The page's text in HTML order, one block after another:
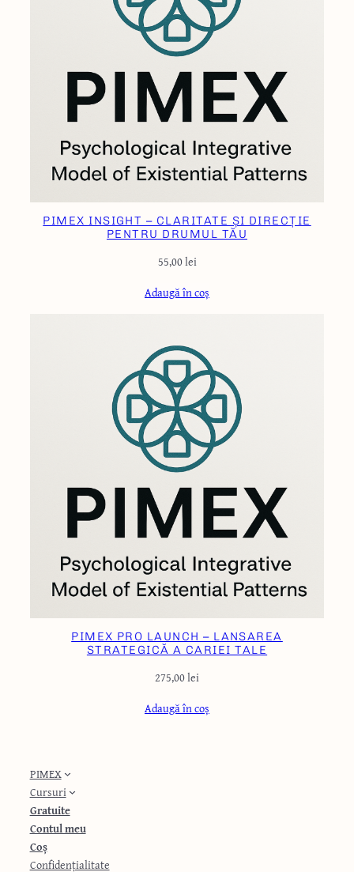
PIMEX INSIGHT – CLARITATE ȘI DIRECȚIE
PENTRU DRUMUL TĂU
55,00lei
Adaugă în coș
PIMEX PRO LAUNCH – LANSAREA
STRATEGICĂ A CARIEI TALE
275,00lei
Adaugă în coș
PIMEX
Cursuri
Gratuite
Contul meu
Coș
Confidențialitate